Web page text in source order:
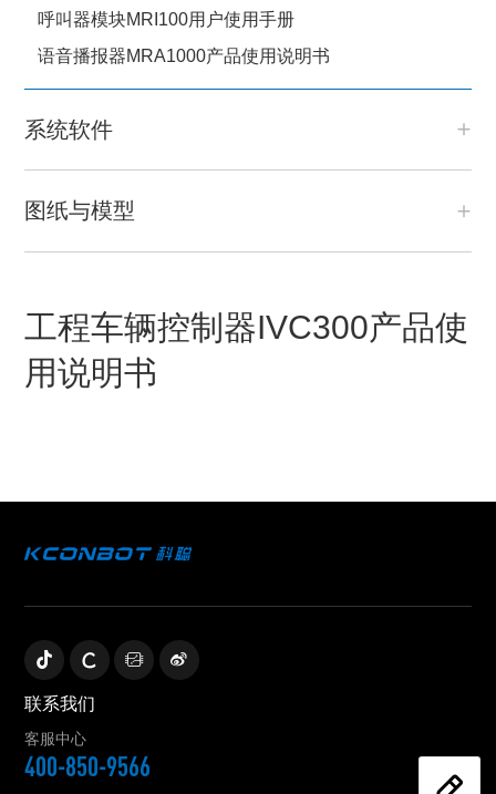
呼叫器模块MRI100用户使用手册
语音播报器MRA1000产品使用说明书
系统软件
图纸与模型
工程车辆控制器IVC300产品使
用说明书
联系我们
客服中心
400-850-9566